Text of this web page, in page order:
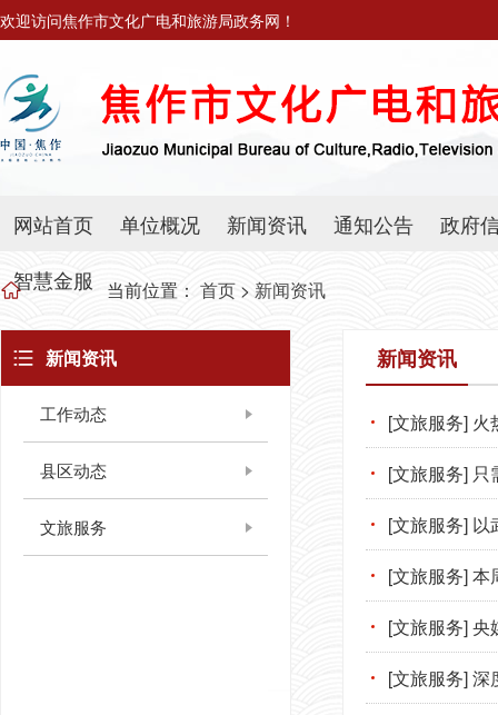
欢迎访问焦作市文化广电和旅游局政务网！
网站首页 单位概况 新闻资讯 通知公告
政府
智慧金服
当前位置： 首页 > 新闻资讯
新闻资讯
工作动态
县区动态
文旅服务
新闻资讯
[文旅服务]
[文旅服务]
[文旅服务]
[文旅服务]
[文旅服务] 央
[文旅服务]